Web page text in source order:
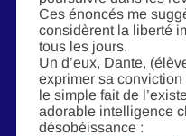
Ces énoncés me
considèrent la liberté
tous les jours.
Un d’eux, Dante,
exprimer sa
le simple fait de
adorable intelligence
désobéissance :